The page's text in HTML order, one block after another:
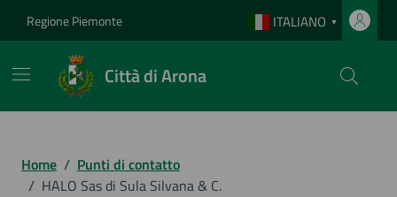
Regione Piemonte ITALIANO ▼
Città di Arona
Home / Punti di contatto
/ HALO Sas di Sula Silvana & C.